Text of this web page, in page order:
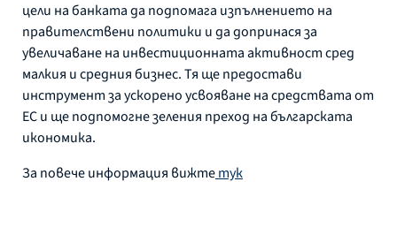
цели на банката да подпомага изпълнението на
правителствени политики и да допринася за
увеличаване на инвестиционната активност сред
малкия и средния бизнес. Тя ще предостави
инструмент за ускорено усвояване на средствата от
ЕС и ще подпомогне зеления преход на българската
икономика.
За повече информация вижтетук